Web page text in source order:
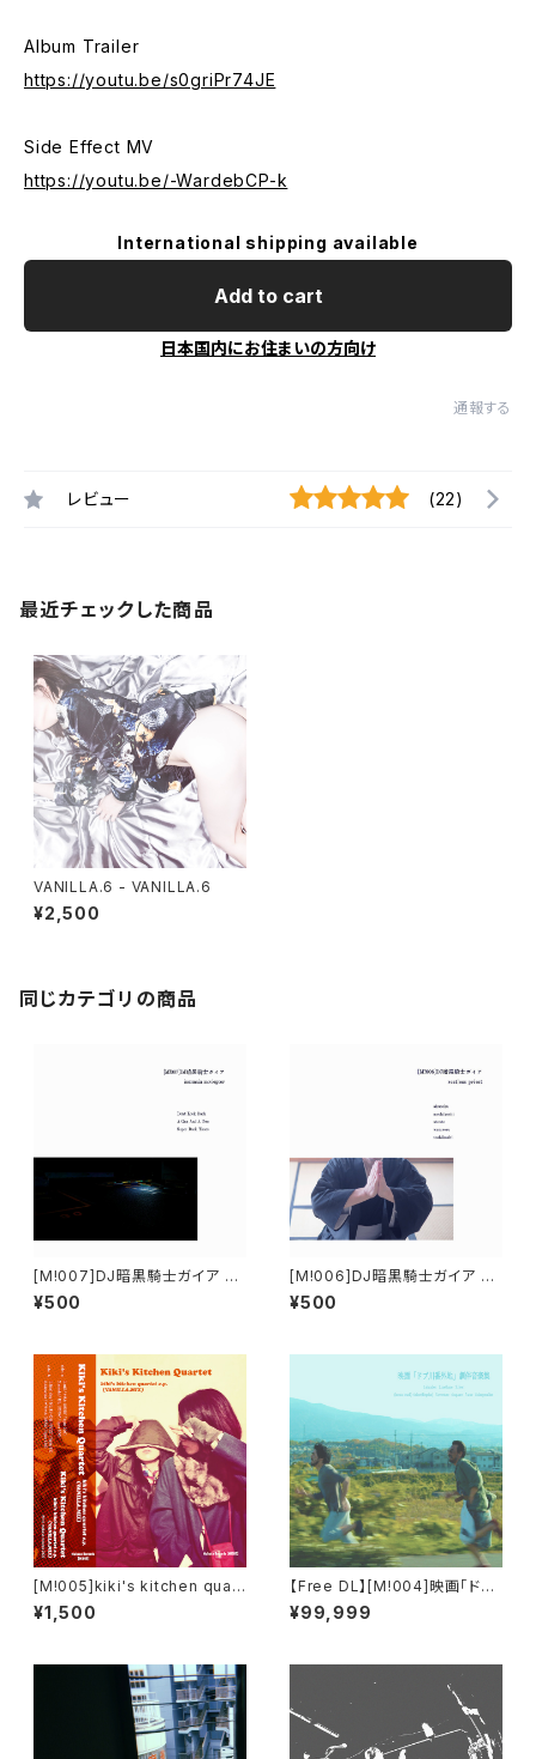
Album Trailer
https://youtu.be/s0griPr74JE
Side Effect MV
https://youtu.be/-WardebCP-k
International shipping available
Add to cart
日本国内にお住まいの方向け
通報する
レビュー (22)
最近チェックした商品
VANILLA.6 - VANILLA.6
¥2,500
同じカテゴリの商品
[M!007]DJ暗黒騎士ガイア - i
nsomnia moviegoer
¥500
[M!006]DJ暗黒騎士ガイア - r
estless priest
¥500
[M​!​005​]​kiki's kitchen quart
et - kiki's kitchen quartet
e​.​p. (VANILLA​.​MIX)
¥1,500
【Free DL】[M​!​004​]​映画「ドブ
川番外地」劇伴音楽集
¥99,999